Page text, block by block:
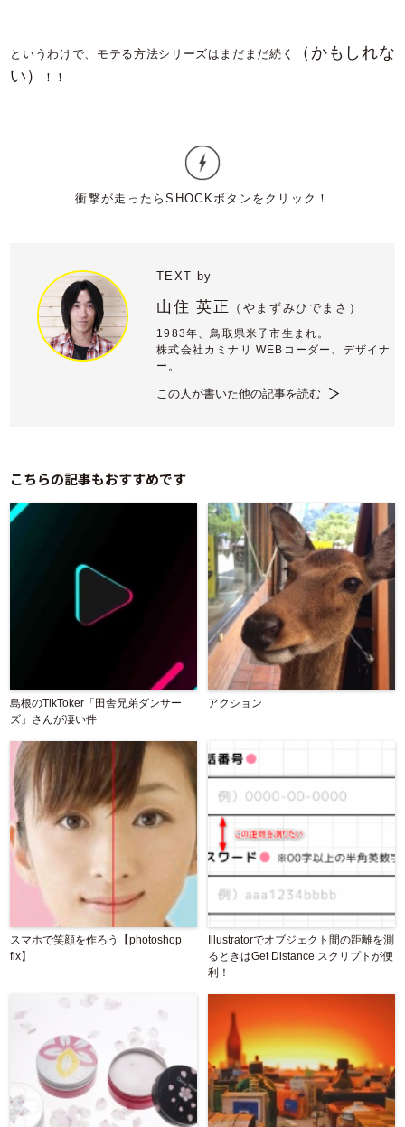
というわけで、モテる方法シリーズはまだまだ続く
（かもしれな
い）
！！
TEXT by
山住 英正 （ やまずみひでまさ）
1983年、鳥取県米子市生まれ。
株式会社カミナリ WEBコーダー、デザイナ
ー。
この人が書いた他の記事を読む
こちらの記事もおすすめです
島根のTikToker「田舎兄弟ダンサー
ズ」さんが凄い件
アクション
スマホで笑顔を作ろう【photoshop
fix】
Illustratorでオブジェクト間の距離を測
るときはGet Distance スクリプトが便
利！